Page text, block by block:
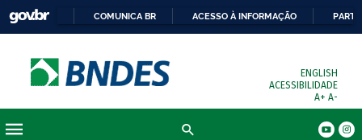
COMUNICA BR ACESSO À INFORMAÇÃO
ENGLISH
ACESSIBILIDADE
A+ A-